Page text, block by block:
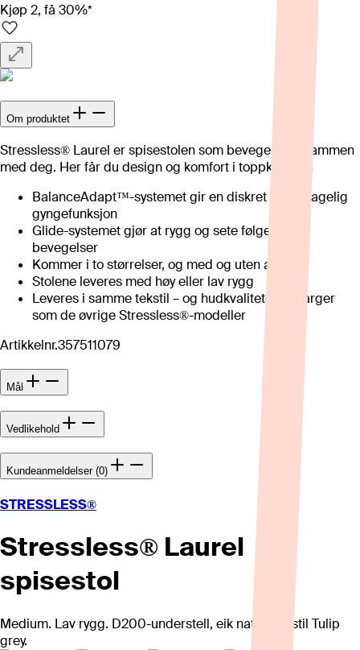
Kjøp 2, få 30%*
Om produktet
Stressless® Laurel er spisestolen som beveger seg sammen
med deg. Her får du design og komfort i toppklassen.
BalanceAdapt™-systemet gir en diskret og behagelig
gyngefunksjon
Glide-systemet gjør at rygg og sete følger dine
bevegelser
Kommer i to størrelser, og med og uten arm.
Stolene leveres med høy eller lav rygg
Leveres i samme tekstil – og hudkvaliteter og farger
som de øvrige Stressless®-modeller
Artikkelnr.357511079
Mål
Vedlikehold
Kundeanmeldelser (0)
STRESSLESS®
Stressless® Laurel
spisestol
Medium. Lav rygg. D200-understell, eik natur. Tekstil Tulip
grey.